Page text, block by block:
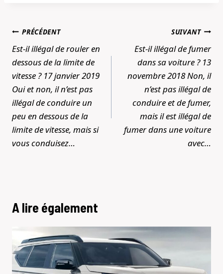
Navigation
de
l’article
PRÉCÉDENT
Est-il illégal de rouler en
dessous de la limite de
vitesse ? 17 janvier 2019
Oui et non, il n’est pas
illégal de conduire un
peu en dessous de la
limite de vitesse, mais si
vous conduisez…
SUIVANT
Est-il illégal de fumer
dans sa voiture ? 13
novembre 2018 Non, il
n’est pas illégal de
conduire et de fumer,
mais il est illégal de
fumer dans une voiture
avec…
A lire également